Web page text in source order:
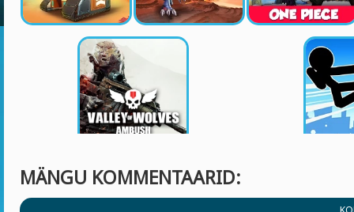
MÄNGU KOMMENTAARID: